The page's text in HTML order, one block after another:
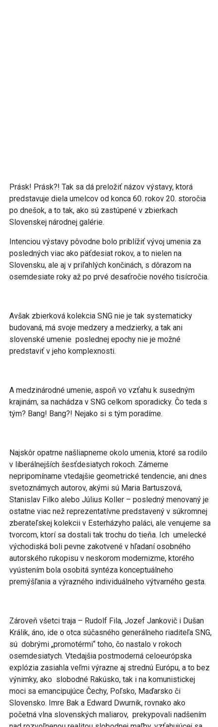
Prásk! Prásk?! Tak sa dá preložiť názov výstavy, ktorá
predstavuje diela umelcov od konca 60. rokov 20. storočia
po dnešok, a to tak, ako sú zastúpené v zbierkach
Slovenskej národnej galérie.
Intenciou výstavy pôvodne bolo priblížiť vývoj umenia za
posledných viac ako päťdesiat rokov, a to nielen na
Slovensku, ale aj v priľahlých končinách, s dôrazom na
osemdesiate roky až po prvé desaťročie nového tisícročia.
Avšak zbierková kolekcia SNG nie je tak systematicky
budovaná, má svoje medzery a medzierky, a tak ani
slovenské umenie poslednej epochy nie je možné
predstaviť v jeho komplexnosti.
A medzinárodné umenie, aspoň vo vzťahu k susedným
krajinám, sa nachádza v SNG celkom sporadicky. Čo teda s
tým? Bang! Bang?! Nejako si s tým poradíme.
Najskôr opatrne našliapneme okolo umenia, ktoré sa rodilo
v liberálnejších šesťdesiatych rokoch. Zámerne
nepripomíname vtedajšie geometrické tendencie, ani dnes
svetoznámych autorov, akými sú Maria Bartuszová,
Stanislav Filko alebo Július Koller – posledný menovaný je
ostatne viac než reprezentatívne predstavený v súkromnej
zberateľskej kolekcii v Esterházyho paláci, ale venujeme sa
tvorcom, ktorí sa dostali tak trochu do tieňa. Ich umelecké
východiská boli pevne zakotvené v hľadaní osobného
autorského rukopisu v neskorom modernizme, ktorého
vyústením bola osobitá syntéza konceptuálneho
premýšľania a výrazného individuálneho výtvarného gesta.
Zároveň všetci traja – Rudolf Fila, Jozef Jankovič i Dušan
Králik, áno, ide o otca súčasného generálneho riaditeľa SNG,
sú dobrými „promotérmi“ toho, čo nastalo v rokoch
osemdesiatych. Vtedajšia postmoderná celoeurópska
explózia zasiahla veľmi výrazne aj strednú Európu, a to bez
výnimky, ako slobodné Rakúsko, tak i na komunistickej
moci sa emancipujúce Čechy, Poľsko, Maďarsko či
Slovensko. Imre Bak a Edward Dwurnik, rovnako ako
početná vlna slovenských maliarov, prekypovali nadšením